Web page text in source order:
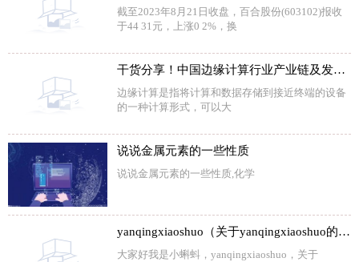
截至2023年8月21日收盘，百合股份(603102)报收
于44 31元，上涨0 2%，换
干货分享！中国边缘计算行业产业链及发展趋势预测
边缘计算是指将计算和数据存储到接近终端的设备
的一种计算形式，可以大
说说金属元素的一些性质
说说金属元素的一些性质,化学
yanqingxiaoshuo（关于yanqingxiaoshuo的基本详情介绍）
大家好我是小蝌蚪，yanqingxiaoshuo，关于